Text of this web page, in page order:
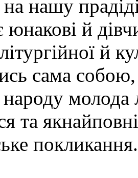
нашу
юнакові й
й
сама собою,
та
покликання.